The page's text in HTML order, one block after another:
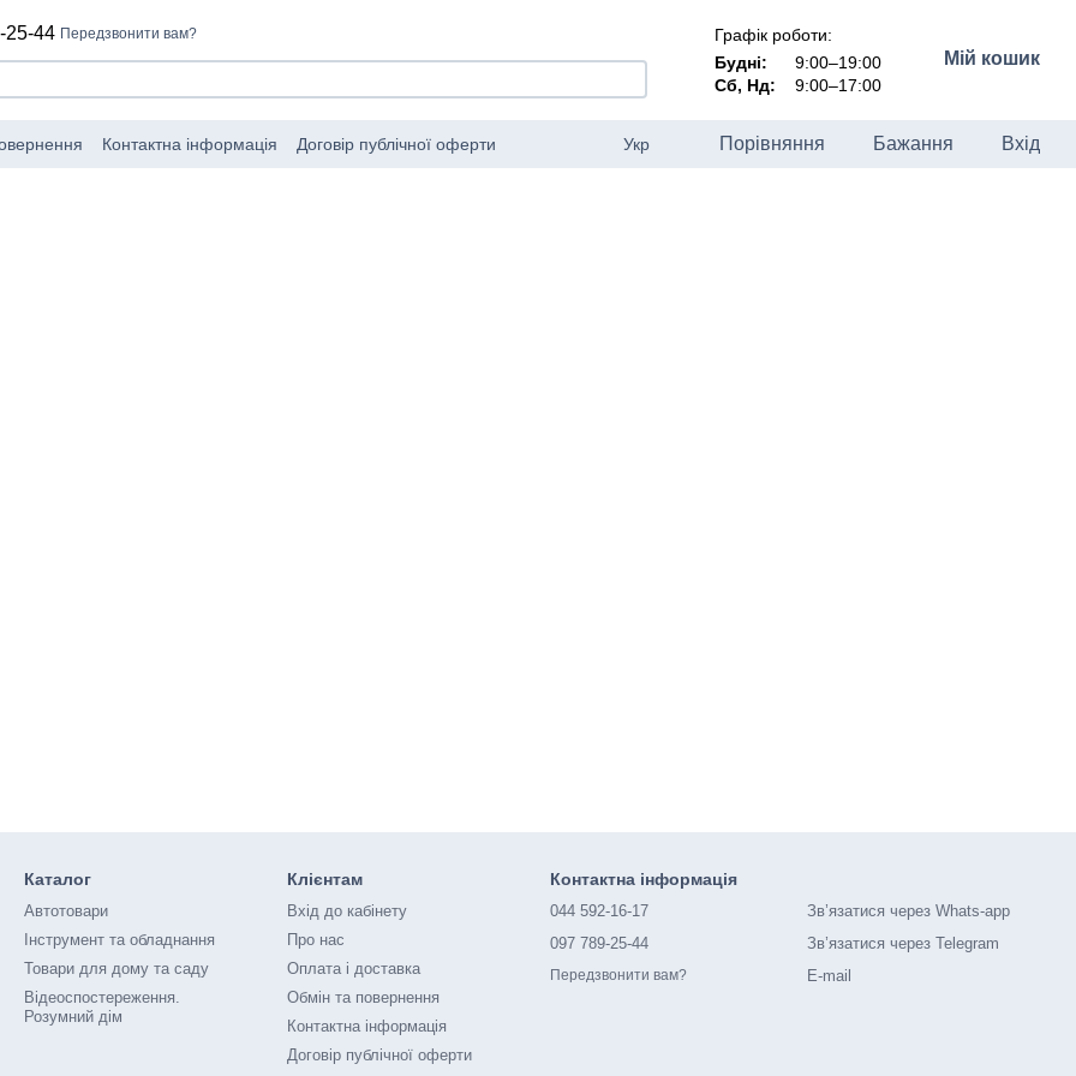
25-44 Передзвонити вам?
Графік роботи:
Будні:
9:00–19:00
Сб, Нд:
9:00–17:00
Мій кошик
Контактна інформація Договір публічної оферти Укр Порівняння Бажання Вхід
Каталог
Автотовари
Інструмент та обладнання
Товари для дому та саду
Відеоспостереження.
Розумний дім
Клієнтам
Вхід до кабінету
Про нас
Оплата і доставка
Обмін та повернення
Контактна інформація
Договір публічної оферти
Контактна інформація
044 592-16-17
097 789-25-44
Передзвонити вам?
Зв’язатися через Whats-app
Зв’язатися через Telegram
E-mail